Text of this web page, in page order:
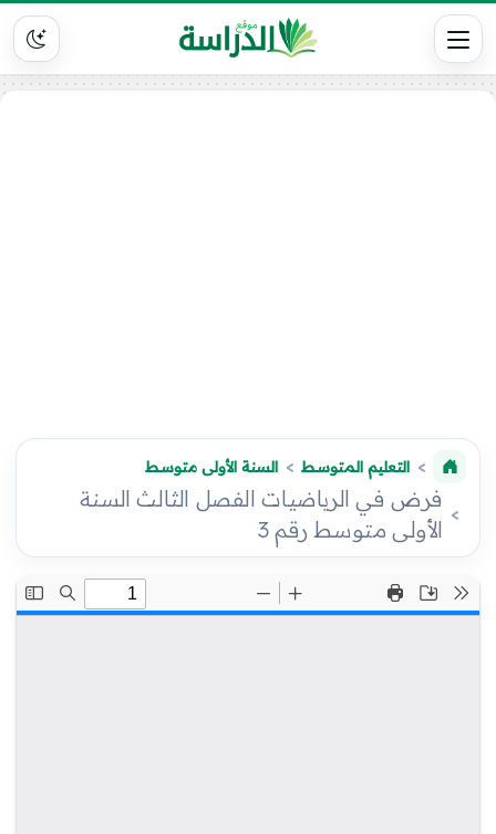
التعليم المتوسط السنة الأولى متوسط
فرض في الرياضيات الفصل الثالث السنة
الأولى متوسط رقم 3